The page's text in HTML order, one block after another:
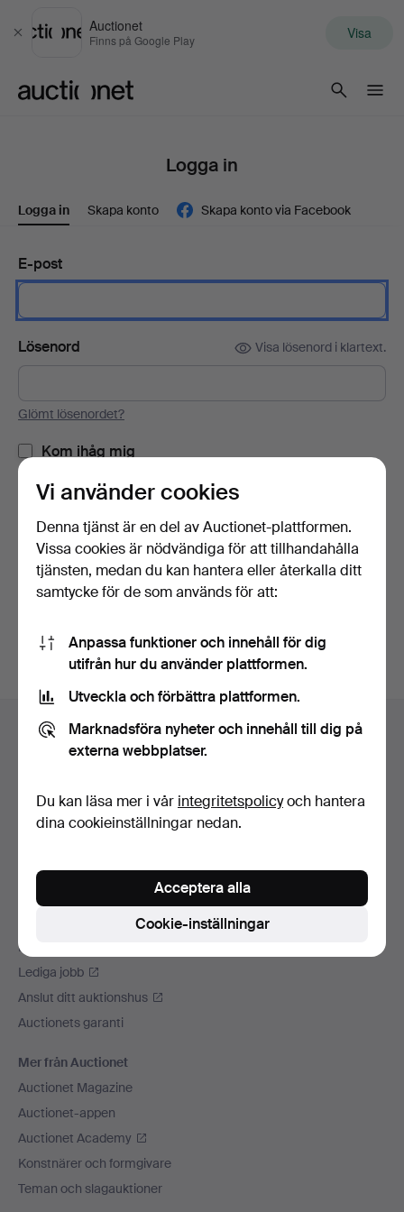
Stäng
Auctionet
Finns på Google Play Visa
Logga in
Logga in Skapa konto Skapa konto via Facebook
E-post
Lösenord Visa lösenord i klartext.
Glömt lösenordet?
Kom ihåg mig
Logga in
eller logga in via Facebook här
Sidfotsnavigation
Hjälp och kontakt
Kontakta support
Betalningsalternativ
Vi skickar med
Auctionet
Press
Lediga jobb
Anslut ditt auktionshus
Auctionets garanti
Mer från Auctionet
Auctionet Magazine
Auctionet-appen
Auctionet Academy
Konstnärer och formgivare
Teman och slagauktioner
Vi använder cookies
Denna tjänst är en del av Auctionet-plattformen.
Vissa cookies är nödvändiga för att tillhandahålla
tjänsten, medan du kan hantera eller återkalla ditt
samtycke för de som används för att:
Anpassa funktioner och innehåll för dig
utifrån hur du använder plattformen.
Utveckla och förbättra plattformen.
Marknadsföra nyheter och innehåll till dig på
externa webbplatser.
Du kan läsa mer i vår integritetspolicyoch hantera
dina cookieinställningar nedan.
Cookie-inställningar
Acceptera alla